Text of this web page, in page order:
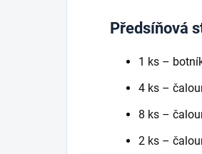
Předsíňová
1 ks –
4 ks –
8 ks –
2 ks –